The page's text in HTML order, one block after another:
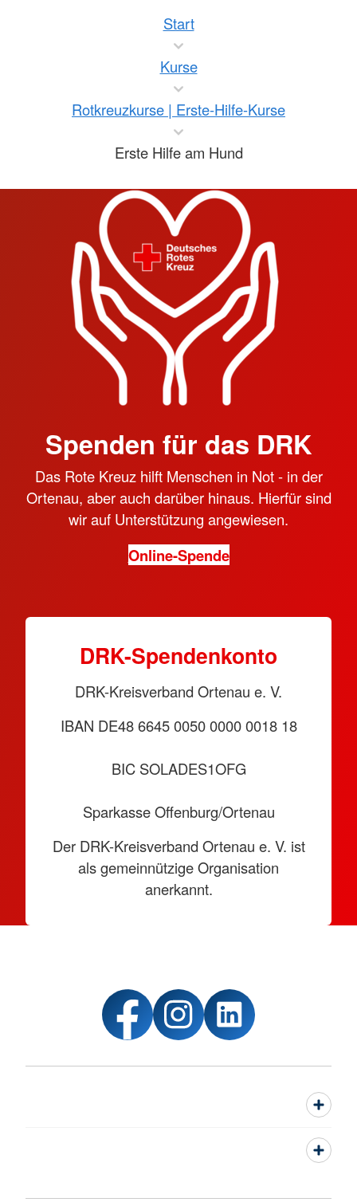
Start
Kurse
Rotkreuzkurse | Erste-Hilfe-Kurse
Erste Hilfe am Hund
Spenden für das DRK
Das Rote Kreuz hilft Menschen in Not - in der
Ortenau, aber auch darüber hinaus. Hierfür sind
wir auf Unterstützung angewiesen.
Online-Spende
DRK-Spendenkonto
DRK-Kreisverband Ortenau e. V.
IBAN DE48 6645 0050 0000 0018 18
BIC SOLADES1OFG
Sparkasse Offenburg/Ortenau
Der DRK-Kreisverband Ortenau e. V. ist
als gemeinnützige Organisation
anerkannt.